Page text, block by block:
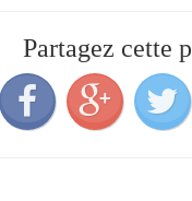
Partagez cette